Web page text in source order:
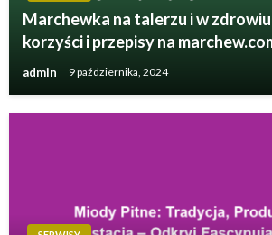
Marchewka na talerzu i w
korzyści i przepisy na
admin 9 października, 2024